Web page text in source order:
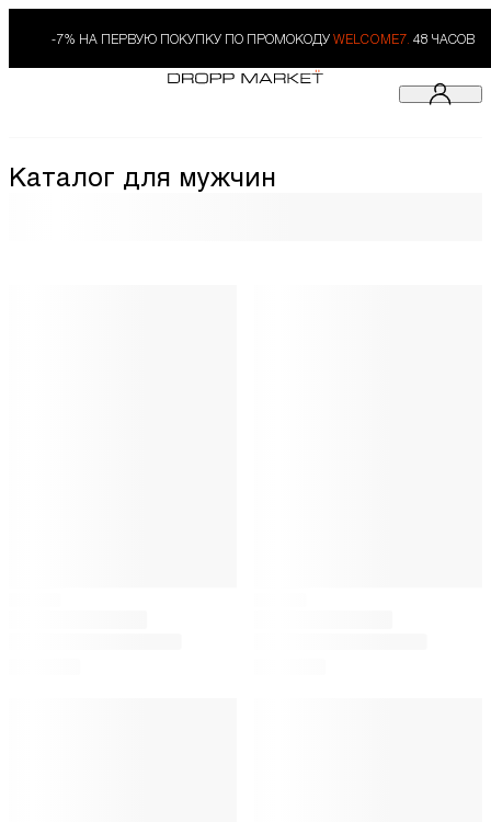
-7% НА ПЕРВУЮ ПОКУПКУ ПО ПРОМОКОДУ WELCOME7. 48 ЧАСОВ
Каталог для мужчин